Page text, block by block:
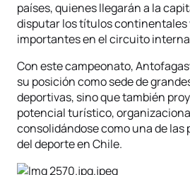
países, quienes llegarán a la
disputar los títulos continentales
importantes en el circuito
Con este campeonato,
su posición como sede de
deportivas, sino que también
potencial turístico,
consolidándose como una de
del deporte en Chile.